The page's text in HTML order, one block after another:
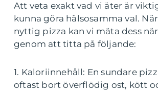
Att veta exakt vad vi äter är
kunna göra hälsosamma val.
nyttig pizza kan vi mäta dess
genom att titta på följande:
1. Kaloriinnehåll: En sundare
oftast bort överflödig ost, kött